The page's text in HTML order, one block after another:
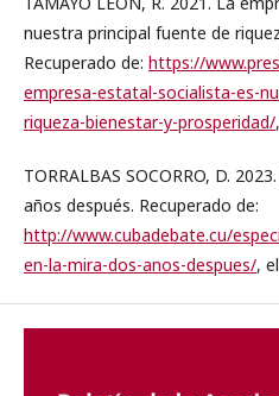
nuestra principal fuente de
Recuperado de: https://
empresa-estatal-socialista-es-
riqueza-bienestar-y-prosperidad/
TORRALBAS SOCORRO, D.
años después. Recuperado de:
http://www.cubadebate.cu/
en-la-mira-dos-anos-despues/,